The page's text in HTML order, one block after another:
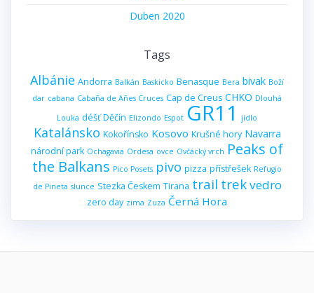
Duben 2020
Tags
Albánie Andorra Balkán Baskicko Benasque Bera bivak Boží
dar cabana Cabaña de Añes Cruces Cap de Creus CHKO Dlouhá
Louka déšť Děčín Elizondo Espot GR11 jídlo
Katalánsko Kokořínsko Kosovo Krušné hory Navarra
národní park Ochagavia Ordesa ovce Ovčácký vrch Peaks of
the Balkans Pico Posets pivo pizza přístřešek Refugio
de Pineta slunce Stezka Českem Tirana trail trekvedro
zero day zima Zuza Černá Hora